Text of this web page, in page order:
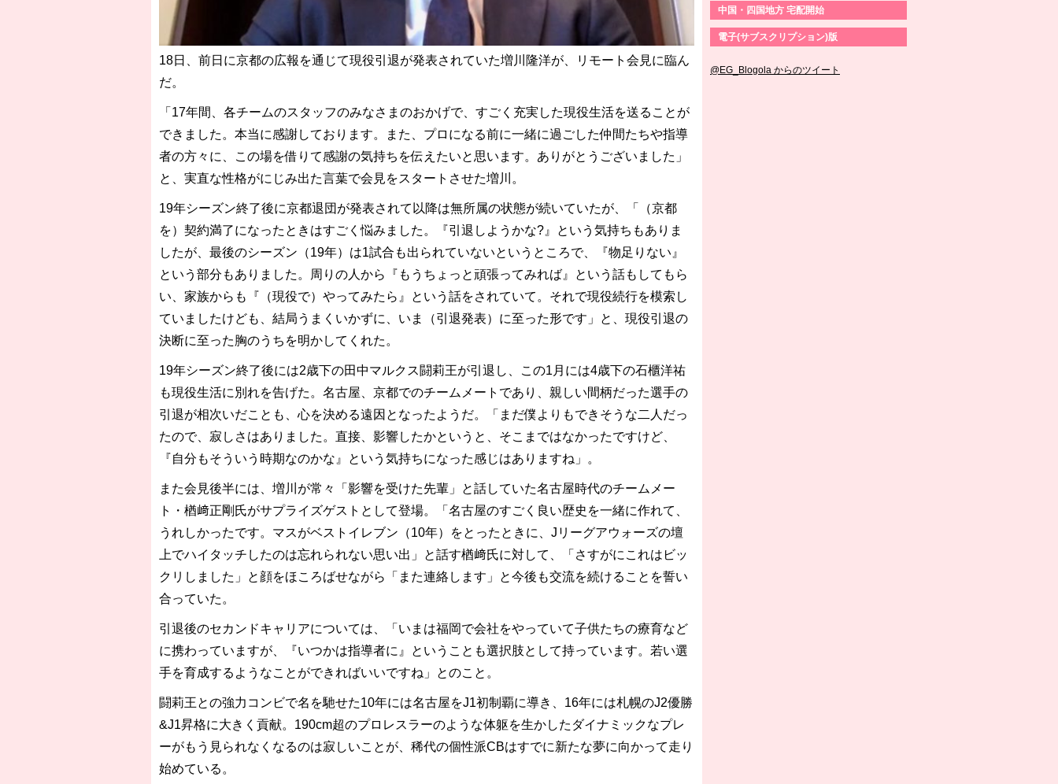
18日、前日に京都の広報を通じて現役引退が発表されていた増川隆洋が、リモート会見に臨ん
だ。
「17年間、各チームのスタッフのみなさまのおかげで、すごく充実した現役生活を送ることが
できました。本当に感謝しております。また、プロになる前に一緒に過ごした仲間たちや指導
者の方々に、この場を借りて感謝の気持ちを伝えたいと思います。ありがとうございました」
と、実直な性格がにじみ出た言葉で会見をスタートさせた増川。
19年シーズン終了後に京都退団が発表されて以降は無所属の状態が続いていたが、「（京都
を）契約満了になったときはすごく悩みました。『引退しようかな?』という気持ちもありま
したが、最後のシーズン（19年）は1試合も出られていないというところで、『物足りない』
という部分もありました。周りの人から『もうちょっと頑張ってみれば』という話もしてもら
い、家族からも『（現役で）やってみたら』という話をされていて。それで現役続行を模索し
ていましたけども、結局うまくいかずに、いま（引退発表）に至った形です」と、現役引退の
決断に至った胸のうちを明かしてくれた。
19年シーズン終了後には2歳下の田中マルクス闘莉王が引退し、この1月には4歳下の石櫃洋祐
も現役生活に別れを告げた。名古屋、京都でのチームメートであり、親しい間柄だった選手の
引退が相次いだことも、心を決める遠因となったようだ。「まだ僕よりもできそうな二人だっ
たので、寂しさはありました。直接、影響したかというと、そこまではなかったですけど、
『自分もそういう時期なのかな』という気持ちになった感じはありますね」。
また会見後半には、増川が常々「影響を受けた先輩」と話していた名古屋時代のチームメー
ト・楢﨑正剛氏がサプライズゲストとして登場。「名古屋のすごく良い歴史を一緒に作れて、
うれしかったです。マスがベストイレブン（10年）をとったときに、Jリーグアウォーズの壇
上でハイタッチしたのは忘れられない思い出」と話す楢﨑氏に対して、「さすがにこれはビッ
クリしました」と顔をほころばせながら「また連絡します」と今後も交流を続けることを誓い
合っていた。
引退後のセカンドキャリアについては、「いまは福岡で会社をやっていて子供たちの療育など
に携わっていますが、『いつかは指導者に』ということも選択肢として持っています。若い選
手を育成するようなことができればいいですね」とのこと。
闘莉王との強力コンビで名を馳せた10年には名古屋をJ1初制覇に導き、16年には札幌のJ2優勝
&J1昇格に大きく貢献。190cm超のプロレスラーのような体躯を生かしたダイナミックなプレ
ーがもう見られなくなるのは寂しいことが、稀代の個性派CBはすでに新たな夢に向かって走り
始めている。
中国・四国地方 宅配開始
電子(サブスクリプション)版
@EG_Blogola からのツイート